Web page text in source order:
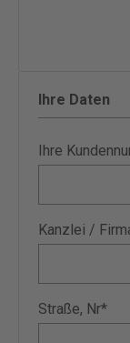
Ihre Daten
Ihre
Kanzlei /
Straße, Nr*